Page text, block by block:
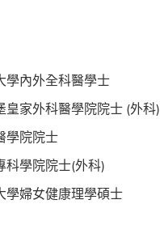
學內外全科醫學士
皇家外科醫學院院士 (外科)
學院院士
科學院院士(外科)
學婦女健康理學碩士